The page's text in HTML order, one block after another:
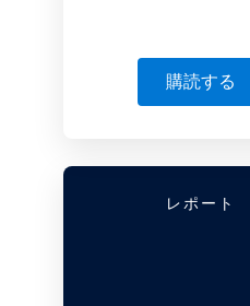
購読する
レポート